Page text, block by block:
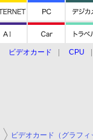
ビデオカード CPU
ビデオカード（グラフィ